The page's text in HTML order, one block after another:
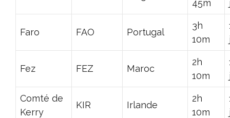
45m
Faro FAO Portugal
3h
10m
Fez FEZ Maroc
2h
10m
Comté de
Kerry
KIR Irlande
2h
10m